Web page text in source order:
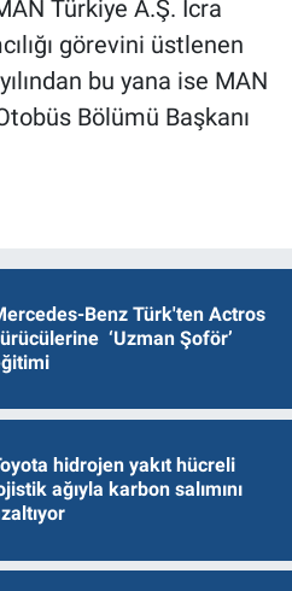
Türkiye A.Ş. İcra
görevini üstlenen
bu yana ise MAN
Bölümü Başkanı
Benz Türk'ten Actros
‘Uzman Şoför’
hidrojen yakıt hücreli
ağıyla karbon salımını